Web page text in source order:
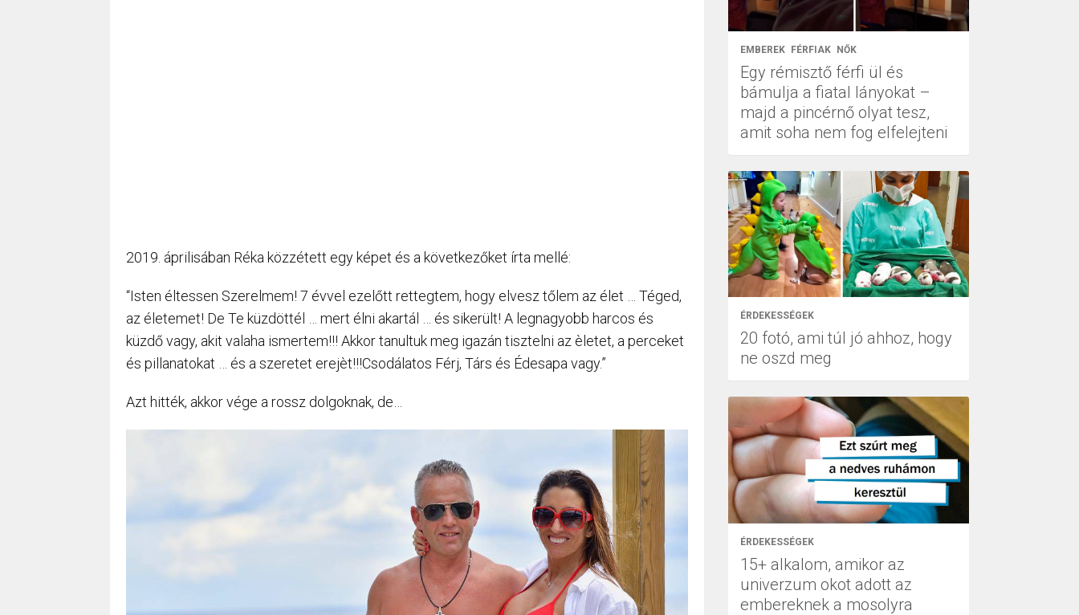
2019. áprilisában Réka közzétett egy képet és a következőket írta mellé:
“Isten éltessen Szerelmem! 7 évvel ezelőtt rettegtem, hogy elvesz tőlem az élet … Téged,
az életemet! De Te küzdöttél … mert élni akartál … és sikerült! A legnagyobb harcos és
küzdő vagy, akit valaha ismertem!!! Akkor tanultuk meg igazán tisztelni az èletet, a perceket
és pillanatokat … és a szeretet erejèt!!!Csodálatos Férj, Társ és Édesapa vagy.”
Azt hitték, akkor vége a rossz dolgoknak, de…
EMBEREK FÉRFIAK NŐK
Egy rémisztő férfi ül és
bámulja a fiatal lányokat –
majd a pincérnő olyat tesz,
amit soha nem fog elfelejteni
ÉRDEKESSÉGEK
20 fotó, ami túl jó ahhoz, hogy
ne oszd meg
ÉRDEKESSÉGEK
15+ alkalom, amikor az
univerzum okot adott az
embereknek a mosolyra